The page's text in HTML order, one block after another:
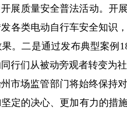
展质量安全普法活动。开
各类电动自行车安全知识，
。二是通过发布典型案例
行们从被动旁观者转变为
市场监管部门将始终保持
定的决心、更加有力的措